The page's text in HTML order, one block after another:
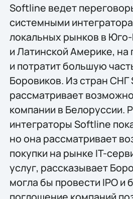
Softline ведет
системными
локальных рынков в
и Латинской Америке, на
и потратит большую
Боровиков. Из стран
рассматривает
компании в Белоруссии.
интеграторы Softline
но она рассматривает
покупки на рынке IT-
услуг, рассказывает
могла бы провести IPO и